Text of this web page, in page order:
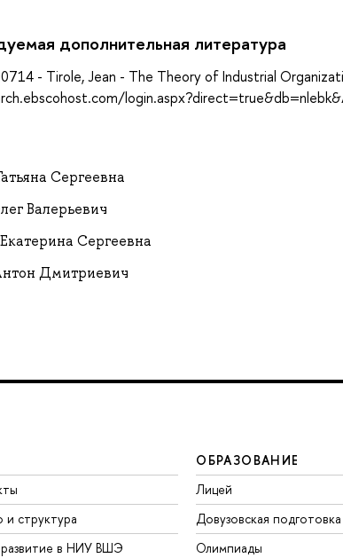
дополнительная литература
- Tirole, Jean - The Theory of Industrial
Сергеевна
Валерьевич
Сергеевна
Дмитриевич
и структура
в НИУ ВШЭ
ОБРАЗОВАНИЕ
Лицей
Довузовская подготовка
Олимпиады